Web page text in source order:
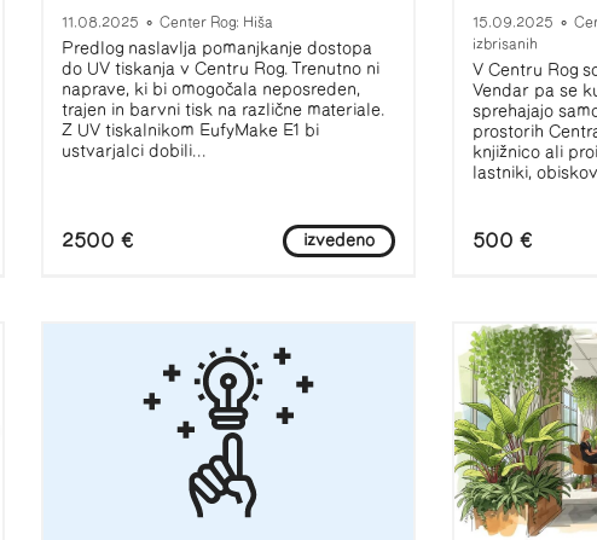
11.08.2025 • Center Rog: Hiša
Predlog naslavlja pomanjkanje dostopa
do UV tiskanja v Centru Rog. Trenutno ni
naprave, ki bi omogočala neposreden,
trajen in barvni tisk na različne materiale.
Z UV tiskalnikom EufyMake E1 bi
ustvarjalci dobili...
2500 € izvedeno
15.09.2025 •
izbrisanih
V Centru Rog
Vendar pa se
sprehajajo
prostorih
knjižnico ali
lastniki,
500 €